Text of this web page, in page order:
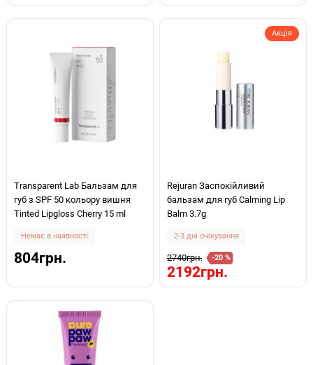
Transparent Lab Бальзам для
губ з SPF 50 кольору вишня
Tinted Lipgloss Cherry 15 ml
Немає в наявності
804грн.
Акція
Rejuran Заспокійливий
бальзам для губ Calming Lip
Balm 3.7g
2-3 дні очікування
2740грн. -20 %
2192грн.